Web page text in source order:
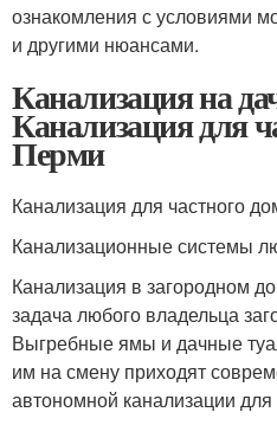
ознакомления с условиями
и другими нюансами.
Канализация на
Канализация для
Перми
Канализация для частного
Канализационные системы
Канализация в загородном
задача любого владельца
Выгребные ямы и дачные
им на смену приходят
автономной канализации для